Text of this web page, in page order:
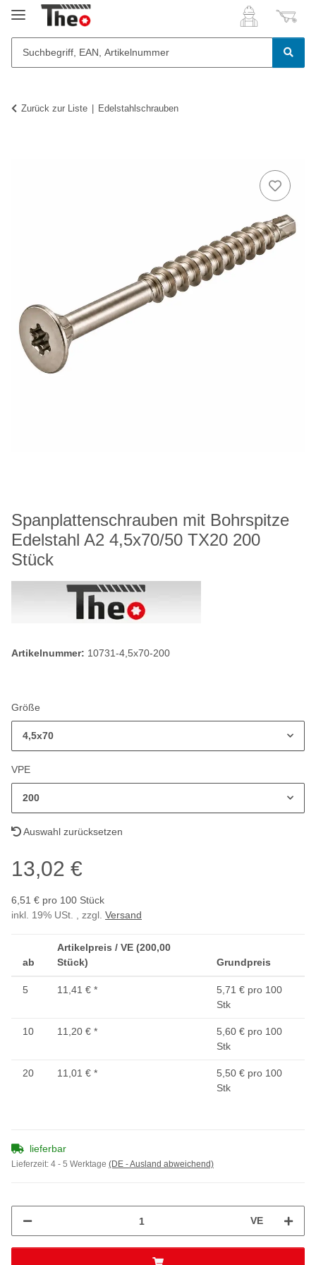
Zurück zur Liste Edelstahlschrauben
Spanplattenschrauben mit Bohrspitze
Edelstahl A2 4,5x70/50 TX20 200
Stück
Artikelnummer: 10731-4,5x70-200
Größe
4,5x70
VPE
200
Auswahl zurücksetzen
13,02 €
6,51 € pro 100 Stück
inkl. 19% USt. , zzgl. Versand
ab
Artikelpreis / VE (200,00
Stück)
Grundpreis
5 11,41 € *
5,71 € pro 100
Stk
10 11,20 € *
5,60 € pro 100
Stk
20 11,01 € *
5,50 € pro 100
Stk
lieferbar
Lieferzeit: 4 - 5 Werktage (DE - Ausland abweichend)
VE